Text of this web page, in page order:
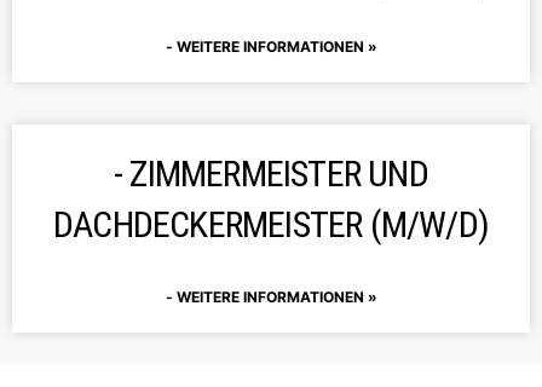
WEITERE INFORMATIONEN »
ZIMMERMEISTER UND
DACHDECKERMEISTER (M/W/D)
WEITERE INFORMATIONEN »